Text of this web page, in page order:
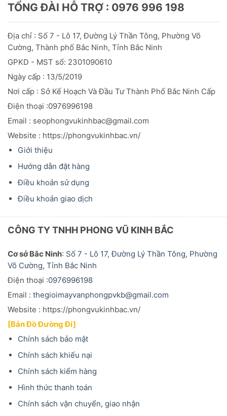
TỔNG ĐÀI HỖ TRỢ : 0976 996 198
Địa chỉ : Số 7 - Lô 17, Đường Lý Thần Tông, Phường Võ
Cường, Thành phố Bắc Ninh, Tỉnh Bắc Ninh
GPKD - MST số: 2301090610
Ngày cấp : 13/5/2019
Nơi cấp : Sở Kế Hoạch Và Đầu TưThành Phố Bắc Ninh Cấp
Điện thoại :0976996198
Email : seophongvukinhbac@gmail.com
Website : https://phongvukinhbac.vn/
Giới thiệu
Hướng dẫn đặt hàng
Điều khoản sử dụng
Điều khoản giao dịch
CÔNG TY TNHH PHONG VŨ KINH BẮC
Cơ sở Bắc Ninh: Số 7 - Lô 17, Đường Lý Thần Tông, Phường
Võ Cường, Tỉnh Bắc Ninh
Điện thoại :0976996198
Email : thegioimayvanphongpvkb@gmail.com
Website : https://phongvukinhbac.vn/
[Bản Đồ Đường Đi]
Chính sách bảo mật
Chính sách khiếu nại
Chính sách kiểm hàng
Hình thức thanh toán
Chính sách vận chuyển, giao nhận